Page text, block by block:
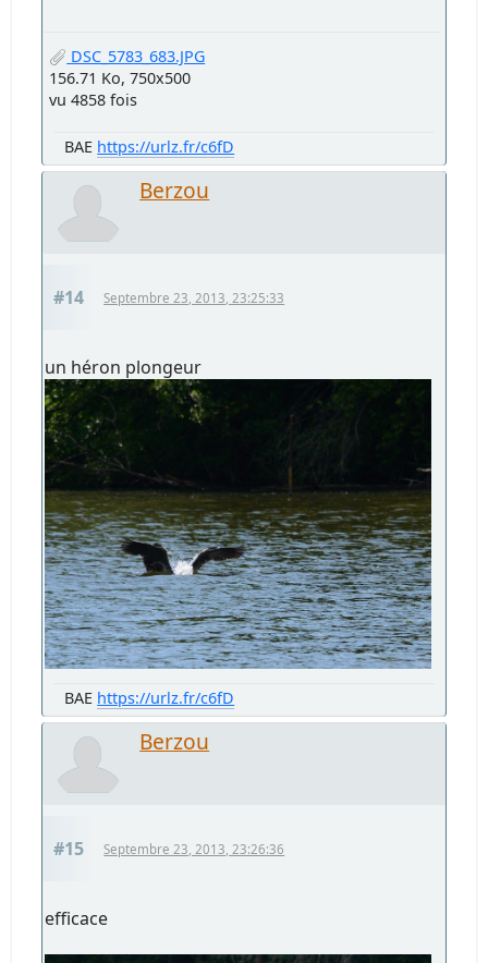
DSC_5783_683.JPG
156.71 Ko, 750x500
vu 4858 fois
BAE https://urlz.fr/c6fD
Berzou
#14 Septembre 23, 2013, 23:25:33
un héron plongeur
BAE https://urlz.fr/c6fD
Berzou
#15 Septembre 23, 2013, 23:26:36
efficace